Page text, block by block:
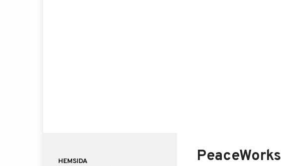
HEMSIDA PeaceWorks